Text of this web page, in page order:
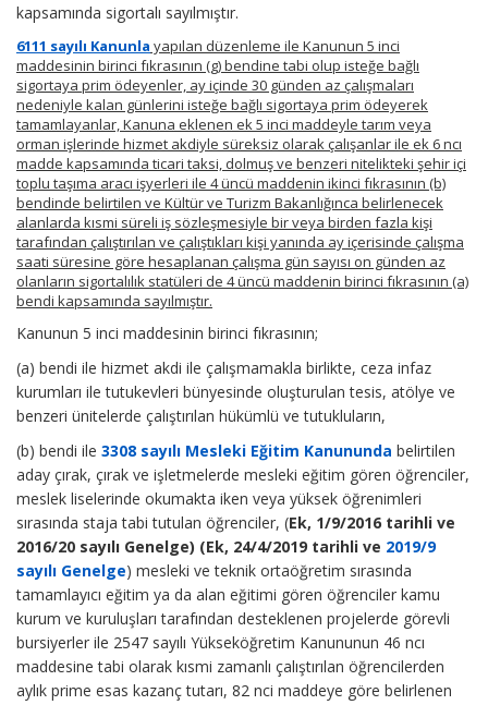
kapsamında sigortalı sayılmıştır.
6111 sayılı Kanunla yapılan düzenleme ile Kanunun 5 inci
maddesinin birinci fıkrasının (g) bendine tabi olup isteğe bağlı
sigortaya prim ödeyenler, ay içinde 30 günden az çalışmaları
nedeniyle kalan günlerini isteğe bağlı sigortaya prim ödeyerek
tamamlayanlar, Kanuna eklenen ek 5 inci maddeyle tarım veya
orman işlerinde hizmet akdiyle süreksiz olarak çalışanlar ile ek 6 ncı
madde kapsamında ticari taksi, dolmuş ve benzeri nitelikteki şehir içi
toplu taşıma aracı işyerleri ile 4 üncü maddenin ikinci fıkrasının (b)
bendinde belirtilen ve Kültür ve Turizm Bakanlığınca belirlenecek
alanlarda kısmi süreli iş sözleşmesiyle bir veya birden fazla kişi
tarafından çalıştırılan ve çalıştıkları kişi yanında ay içerisinde çalışma
saati süresine göre hesaplanan çalışma gün sayısı on günden az
olanların sigortalılık statüleri de 4 üncü maddenin birinci fıkrasının (a)
bendi kapsamında sayılmıştır.
Kanunun 5 inci maddesinin birinci fıkrasının;
(a) bendi ile hizmet akdi ile çalışmamakla birlikte, ceza infaz
kurumları ile tutukevleri bünyesinde oluşturulan tesis, atölye ve
benzeri ünitelerde çalıştırılan hükümlü ve tutukluların,
(b) bendi ile 3308 sayılı Mesleki Eğitim Kanununda belirtilen
aday çırak, çırak ve işletmelerde mesleki eğitim gören öğrenciler,
meslek liselerinde okumakta iken veya yüksek öğrenimleri
sırasında staja tabi tutulan öğrenciler, (Ek, 1/9/2016 tarihli ve
2016/20 sayılı Genelge) (Ek, 24/4/2019 tarihli ve 2019/9
sayılı Genelge) mesleki ve teknik ortaöğretim sırasında
tamamlayıcı eğitim ya da alan eğitimi gören öğrenciler kamu
kurum ve kuruluşları tarafından desteklenen projelerde görevli
bursiyerler ile 2547 sayılı Yükseköğretim Kanununun 46 ncı
maddesine tabi olarak kısmi zamanlı çalıştırılan öğrencilerden
aylık prime esas kazanç tutarı, 82 nci maddeye göre belirlenen